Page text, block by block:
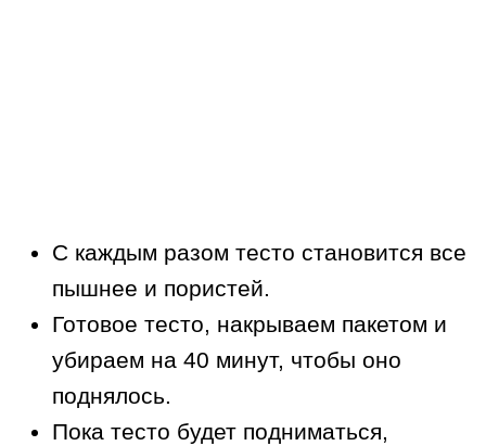
С каждым разом тесто становится все
пышнее и пористей.
Готовое тесто, накрываем пакетом и
убираем на 40 минут, чтобы оно
поднялось.
Пока тесто будет подниматься,